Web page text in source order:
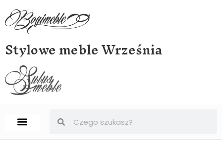
Stylowe meble Września